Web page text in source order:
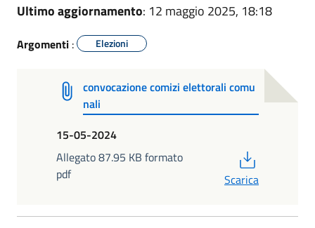
Ultimo aggiornamento: 12 maggio 2025, 18:18
Argomenti : Elezioni
convocazione comizi elettorali comu
nali
15-05-2024
Allegato 87.95 KB formato
pdf
Scarica